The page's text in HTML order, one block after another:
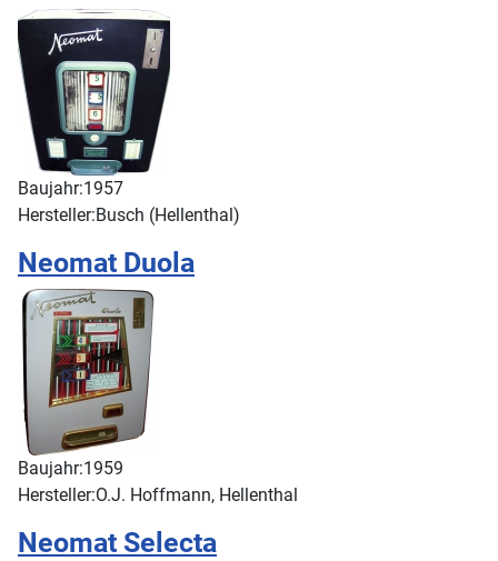
Baujahr:1957
Hersteller:Busch (Hellenthal)
Neomat Duola
Baujahr:1959
Hersteller:O.J. Hoffmann, Hellenthal
Neomat Selecta